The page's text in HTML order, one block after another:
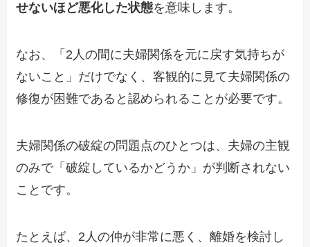
せないほど悪化した状態を意味します。
なお、「2人の間に夫婦関係を元に戻す気持ちが
ないこと」だけでなく、客観的に見て夫婦関係の
修復が困難であると認められることが必要です。
夫婦関係の破綻の問題点のひとつは、夫婦の主観
のみで「破綻しているかどうか」が判断されない
ことです。
たとえば、2人の仲が非常に悪く、離婚を検討し